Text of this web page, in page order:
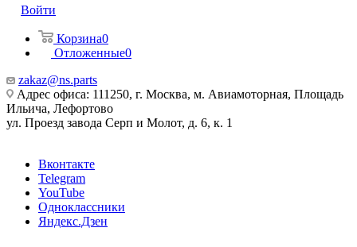
Войти
Корзина0
Отложенные0
zakaz@ns.parts
Адрес офиса: 111250, г. Москва, м. Авиамоторная, Площадь
Ильича, Лефортово
ул. Проезд завода Серп и Молот, д. 6, к. 1
Вконтакте
Telegram
YouTube
Одноклассники
Яндекс.Дзен